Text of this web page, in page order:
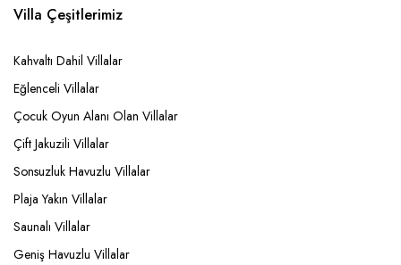
Villa Çeşitlerimiz
Kahvaltı Dahil Villalar
Eğlenceli Villalar
Çocuk Oyun Alanı Olan Villalar
Çift Jakuzili Villalar
Sonsuzluk Havuzlu Villalar
Plaja Yakın Villalar
Saunalı Villalar
Geniş Havuzlu Villalar